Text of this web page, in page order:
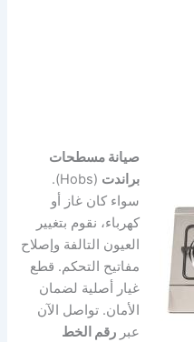
صيانة مسطحات
براندت
(Hobs).
سواء كان غاز أو
كهرباء، نقوم بتغيير
العيون التالفة وإصلاح
مفاتيح التحكم. قطع
غيار أصلية لضمان
الأمان. تواصل الآن
عبررقم الخط